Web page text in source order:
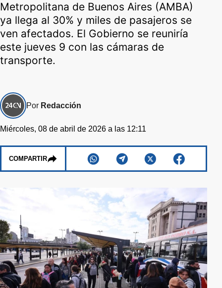
Metropolitana de Buenos Aires (AMBA)
ya llega al 30% y miles de pasajeros se
ven afectados. El Gobierno se reuniría
este jueves 9 con las cámaras de
transporte.
Por Redacción
Miércoles, 08 de abril de 2026 a las 12:11
COMPARTIR